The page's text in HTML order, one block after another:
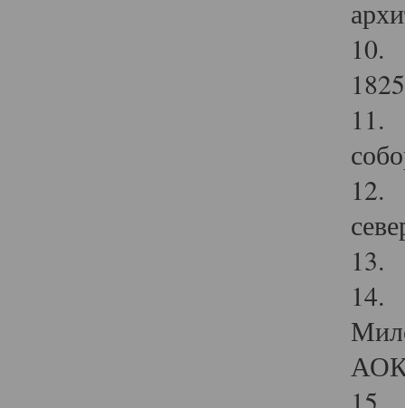
10.
11.
12.
13.
14.